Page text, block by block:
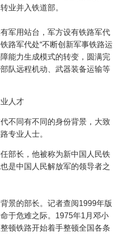
业并入铁道部。
军用站台，军方设有铁路军代
路军代处“不断创新军事铁路运
能力生成模式的转变，圆满完
队远程机动、武器装备运输等
人才
不同有不同的身份背景，大致
专业人士。
部长，他被称为新中国人民铁
是中国人民解放军的领导者之
景的部长。记者查阅1999年版
于危难之际。1975年1月邓小
顿铁路开始着手整顿全国各条